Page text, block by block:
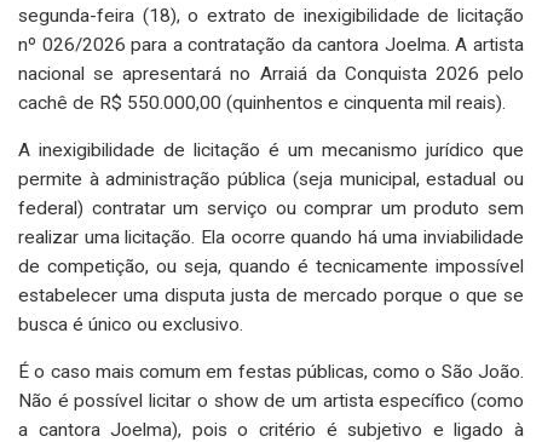
segunda-feira (18), o extrato de inexigibilidade de licitação
nº 026/2026 para a contratação da cantora Joelma. A artista
nacional se apresentará no Arraiá da Conquista 2026 pelo
cachê de R$ 550.000,00 (quinhentos e cinquenta mil reais).
A inexigibilidade de licitação é um mecanismo jurídico que
permite à administração pública (seja municipal, estadual ou
federal) contratar um serviço ou comprar um produto sem
realizar uma licitação. Ela ocorre quando há uma inviabilidade
de competição, ou seja, quando é tecnicamente impossível
estabelecer uma disputa justa de mercado porque o que se
busca é único ou exclusivo.
É o caso mais comum em festas públicas, como o São João.
Não é possível licitar o show de um artista específico (como
a cantora Joelma), pois o critério é subjetivo e ligado à